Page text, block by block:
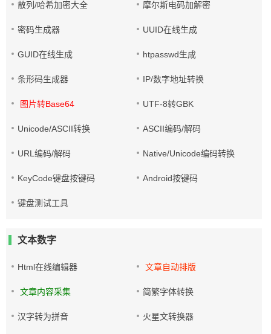
散列/哈希加密大全 摩尔斯电码加解密
密码生成器 UUID在线生成
GUID在线生成 htpasswd生成
条形码生成器 IP/数字地址转换
图片转Base64 UTF-8转GBK
Unicode/ASCII转换 ASCII编码/解码
URL编码/解码 Native/Unicode编码转换
KeyCode键盘按键码 Android按键码
键盘测试工具
文本数字
Html在线编辑器 文章自动排版
文章内容采集 简繁字体转换
汉字转为拼音 火星文转换器